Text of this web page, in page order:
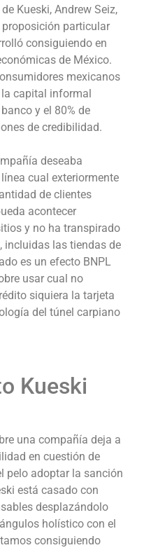
Kueski, Andrew Seiz,
particular
consiguiendo en
de México.
mexicanos
capital informal
y el 80% de
de credibilidad.
deseaba
cual exteriormente
de clientes
acontecer
y no ha transpirado
incluidas las tiendas de
es un efecto BNPL
usar cual no
siquiera la tarjeta
del túnel carpiano
Kueski
una compañía deja a
en cuestión de
pelo adoptar la sanción
está casado con
desplazándolo
holístico con el
consiguiendo